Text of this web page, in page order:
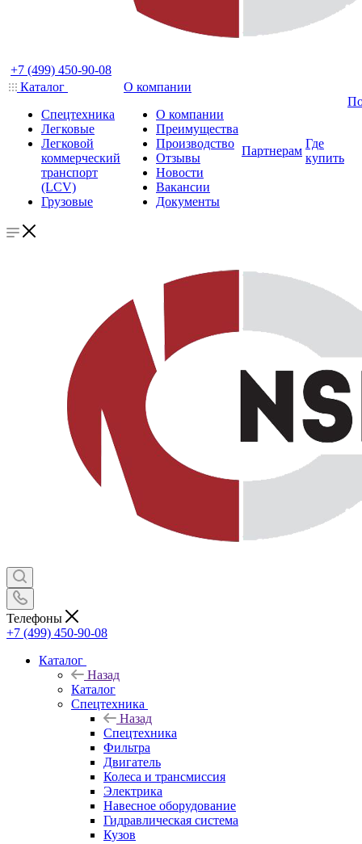
+7 (499) 450-90-08
Каталог
Спецтехника
Легковые
Легковой
коммерческий
транспорт
(LCV)
Грузовые
О компании
О компании
Преимущества
Производство
Отзывы
Новости
Вакансии
Документы
Партнерам
Где
купить
Телефоны
+7 (499) 450-90-08
Каталог
Назад
Каталог
Спецтехника
Назад
Спецтехника
Фильтра
Двигатель
Колеса и трансмиссия
Электрика
Навесное оборудование
Гидравлическая система
Кузов